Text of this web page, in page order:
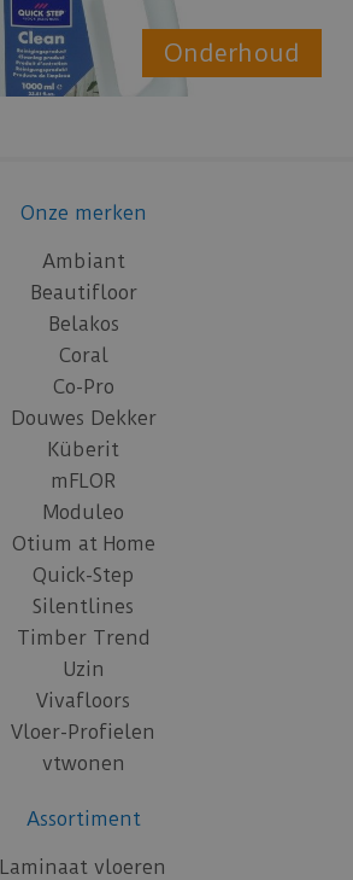
Onderhoud
Onze merken
Ambiant
Beautifloor
Belakos
Coral
Co-Pro
Douwes Dekker
Küberit
mFLOR
Moduleo
Otium at Home
Quick-Step
Silentlines
Timber Trend
Uzin
Vivafloors
Vloer-Profielen
vtwonen
Assortiment
Laminaat vloeren